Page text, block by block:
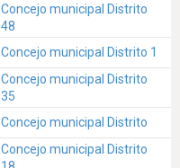
Concejo municipal Distrito
48
Concejo municipal Distrito 1
Concejo municipal Distrito
35
Concejo municipal Distrito
Concejo municipal Distrito